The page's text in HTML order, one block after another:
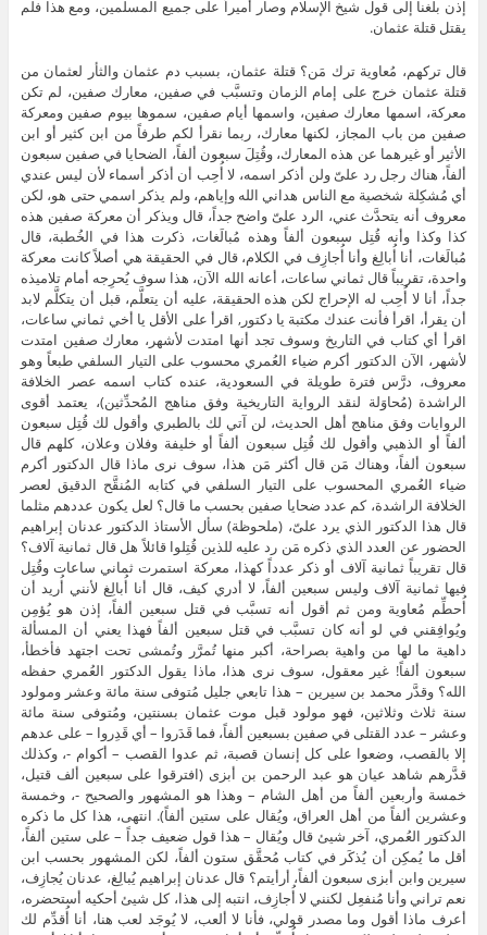
إذن بلغنا إلى قول شيخ الإسلام وصار أميراً على جميع المسلمين، ومع هذا فلم
يقتل قتلة عثمان.
قال تركهم، مُعاوية ترك مَن؟ قتلة عثمان، بسبب دم عثمان والثأر لعثمان من
قتلة عثمان خرج على إمام الزمان وتسبَّب في صفين، معارك صفين، لم تكن
معركة، اسمها معارك صفين، واسمها أيام صفين، سموها بيوم صفين ومعركة
صفين من باب المجاز، لكنها معارك، ربما نقرأ لكم طرفاً من ابن كثير أو ابن
الأثير أو غيرهما عن هذه المعارك، وقُتِلَ سبعون ألفاً، الضحايا في صفين سبعون
ألفاً، هناك رجل رد علىّ ولن أذكر اسمه، لا أُحِب أن أذكر أسماء لأن ليس عندي
أي مُشكِلة شخصية مع الناس هداني الله وإياهم، ولم يذكر اسمي حتى هو، لكن
معروف أنه يتحدَّث عني، الرد علىّ واضح جداً، قال ويذكر أن معركة صفين هذه
كذا وكذا وأنه قُتِل سبعون ألفاً وهذه مُبالَغات، ذكرت هذا في الخُطبة، قال
مُبالَغات، أنا أُبالِغ وأنا أُجازِف في الكلام، قال في الحقيقة هي أصلاً كانت معركة
واحدة، تقريباً قال ثماني ساعات، أعانه الله الآن، هذا سوف يُحرِجه أمام تلاميذه
جداً، أنا لا أُحِب له الإحراج لكن هذه الحقيقة، عليه أن يتعلَّم، قبل أن يتكلَّم لابد
أن يقرأ، اقرأ فأنت عندك مكتبة يا دكتور, اقرأ على الأقل يا أخي ثماني ساعات،
اقرأ أي كتاب في التاريخ وسوف تجد أنها امتدت لأشهر، معارك صفين امتدت
لأشهر، الآن الدكتور أكرم ضياء العُمري محسوب على التيار السلفي طبعاً وهو
معروف، درَّس فترة طويلة في السعودية، عنده كتاب اسمه عصر الخلافة
الراشدة (مُحاوَلة لنقد الرواية التاريخية وفق مناهج المُحدِّثين)، يعتمد أقوى
الروايات وفق مناهج أهل الحديث، لن آتي لك بالطبري وأقول لك قُتِل سبعون
ألفاً أو الذهبي وأقول لك قُتِل سبعون ألفاً أو خليفة وفلان وعلان، كلهم قال
سبعون ألفاً، وهناك مَن قال أكثر مَن هذا، سوف نرى ماذا قال الدكتور أكرم
ضياء العُمري المحسوب على التيار السلفي في كتابه المُنقَّح الدقيق لعصر
الخلافة الراشدة، كم عدد ضحايا صفين بحسب ما قال؟ لعل يكون عددهم مثلما
قال هذا الدكتور الذي يرد علىّ، (ملحوظة) سأل الأستاذ الدكتور عدنان إبراهيم
الحضور عن العدد الذي ذكره مَن رد عليه للذين قُتِلوا قائلاً هل قال ثمانية آلاف؟
قال تقريباً ثمانية آلاف أو ذكر عدداً كهذا، معركة استمرت ثماني ساعات وقُتِل
فيها ثمانية آلاف وليس سبعين ألفاً، لا أدري كيف، قال أنا أُبالِغ لأنني أُريد أن
أُحطِّم مُعاوية ومن ثم أقول أنه تسبَّب في قتل سبعين ألفاً، إذن هو يُؤمِن
ويُوافِقني في لو أنه كان تسبَّب في قتل سبعين ألفاً فهذا يعني أن المسألة
داهية ما لها من واهية بصراحة، أكبر منها تُمرَّر وتُمشى تحت اجتهد فأخطأ،
سبعون ألفاً! غير معقول، سوف نرى هذا، ماذا يقول الدكتور العُمري حفظه
الله؟ وقدَّر محمد بن سيرين – هذا تابعي جليل مُتوفى سنة مائة وعشر ومولود
سنة ثلاث وثلاثين، فهو مولود قبل موت عثمان بسنتين، ومُتوفى سنة مائة
وعشر – عدد القتلى في صفين بسبعين ألفاً، فما قَدَروا – أي قَدِروا – على عدهم
إلا بالقصب، وضعوا على كل إنسان قصبة، ثم عدوا القصب – أكوام -، وكذلك
قدَّرهم شاهد عيان هو عبد الرحمن بن أبزى (افترقوا على سبعين ألف قتيل،
خمسة وأربعين ألفاً من أهل الشام – وهذا هو المشهور والصحيح -، وخمسة
وعشرين ألفاً من أهل العراق، ويُقال على ستين ألفاً). انتهى، هذا كل ما ذكره
الدكتور العُمري، آخر شيئ قال ويُقال – هذا قول ضعيف جداً – على ستين ألفاً،
أقل ما يُمكِن أن يُذكَر في كتاب مُحقَّق ستون ألفاً، لكن المشهور بحسب ابن
سيرين وابن أبزى سبعون ألفاً، أرأيتم؟ قال عدنان إبراهيم يُبالِغ، عدنان يُجازِف،
نعم تراني وأنا مُنفعِل لكنني لا أُجازِف، انتبه إلى هذا، كل شيئ أحكيه أستحضره،
أعرف ماذا أقول وما مصدر قولي، فأنا لا ألعب، لا يُوجَد لعب هنا، أنا أُقدِّم لك